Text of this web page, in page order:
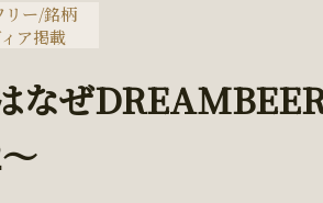
リー/銘柄
ア掲載
なぜ